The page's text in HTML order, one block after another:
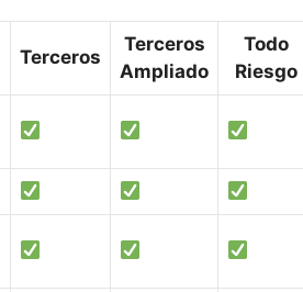
Terceros
Terceros
Ampliado
Todo
Riesgo